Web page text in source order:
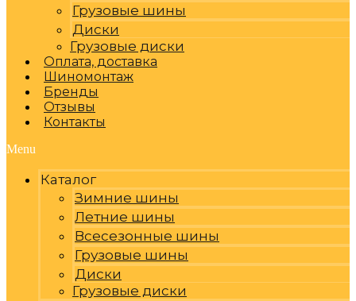
Грузовые шины
Диски
Грузовые диски
Оплата, доставка
Шиномонтаж
Бренды
Отзывы
Контакты
Menu
Каталог
Зимние шины
Летние шины
Всесезонные шины
Грузовые шины
Диски
Грузовые диски